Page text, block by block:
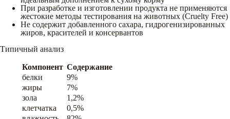
При разработке и изготовлении продукта не применяются
жестокие методы тестирования на животных (Cruelty Free)
Не содержит добавленного сахара, гидрогенизированных
жиров, красителей и консервантов
Типичный анализ
Компонент Содержание
белки
9%
жиры
7%
зола
1,2%
клетчатка
0,5%